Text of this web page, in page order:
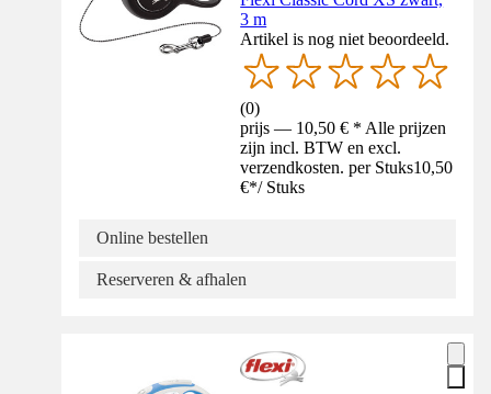
3 m
Artikel is nog niet beoordeeld.
(0)
prijs — 10,50 € * Alle prijzen
zijn incl. BTW en excl.
verzendkosten. per Stuks10,50
€*/ Stuks
Online bestellen
Reserveren & afhalen